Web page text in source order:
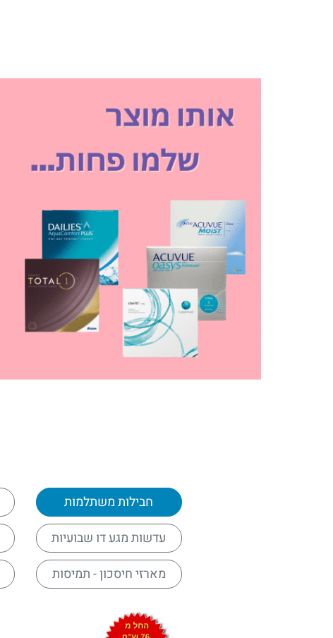
חבילות משתלמות
עדשות מגע דו שבועיות
מארזי חיסכון - תמיסות